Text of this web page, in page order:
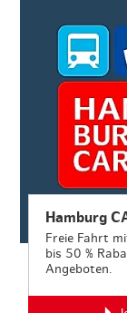
Hamburg
Freie Fahrt
bis 50 %
Angeboten.